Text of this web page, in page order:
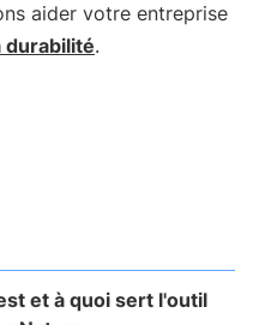
aider votre entreprise
durabilité.
et à quoi sert l'outil